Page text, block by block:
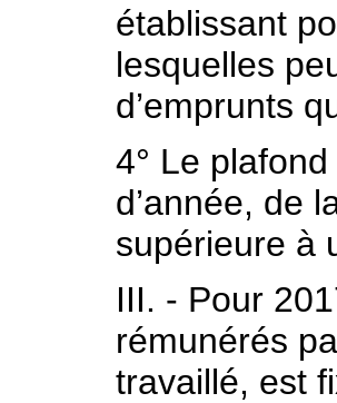
établissant
lesquelles
d’emprunts
4° Le
d’année, de
supérieure à
III. - Pour
rémunérés
travaillé, est